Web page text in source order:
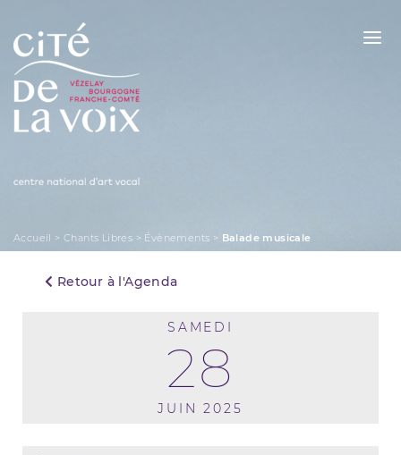
Skip
content
Accueil >Chants Libres > Évènements > Balade musicale
Retour à l'Agenda
SAMEDI
28
JUIN 2025